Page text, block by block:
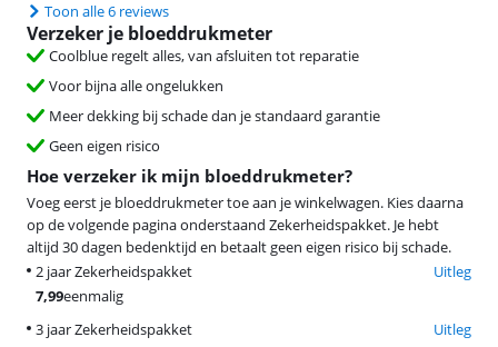
Toon alle 6 reviews
Verzeker je bloeddrukmeter
Coolblue regelt alles, van afsluiten tot reparatie
Voor bijna alle ongelukken
Meer dekking bij schade dan je standaard garantie
Geen eigen risico
Hoe verzeker ik mijn bloeddrukmeter?
Voeg eerst je bloeddrukmeter toe aan je winkelwagen. Kies daarna
op de volgende pagina onderstaand Zekerheidspakket. Je hebt
altijd 30 dagen bedenktijd en betaalt geen eigen risico bij schade.
2 jaar Zekerheidspakket
Uitleg
7,99eenmalig
3 jaar Zekerheidspakket
Uitleg